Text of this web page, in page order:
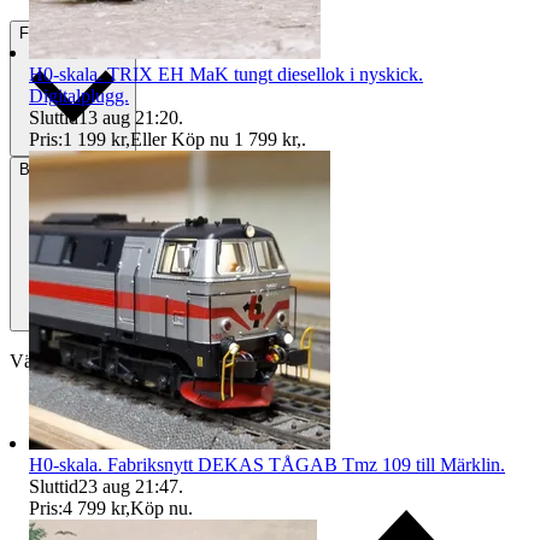
Frakt Från 49 kr
Betalning
Välj till köparskydd
H0-skala. TRIX EH MaK tungt diesellok i nyskick.
Digitalplugg.
Sluttid13 aug 21:20.
Pris:1 199 kr,Eller Köp nu 1 799 kr,.
H0-skala. Fabriksnytt DEKAS TÅGAB Tmz 109 till Märklin.
Sluttid23 aug 21:47.
Pris:4 799 kr,Köp nu.